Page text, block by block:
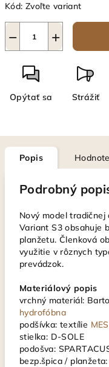
Kód: Zvoľte variant
+
−
Opýtať sa Strážiť
Popis
Podrobný
Nový model
Variant S3 obsahuje
planžetu. Členková
využitie v rôznych
prevádzok.
Materiálový popis
vrchný materiál:
hydrofóbna
podšívka: textílie
stielka: D-SOLE
podošva:
bezp.špica /